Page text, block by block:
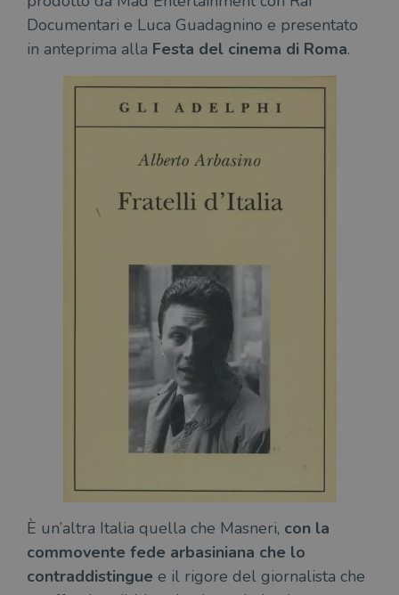
Documentari e Luca Guadagnino e presentato
in anteprima alla Festa del cinema di Roma.
È un’altra Italia quella che Masneri, con la
commovente fede arbasiniana che lo
contraddistingue e il rigore del giornalista che